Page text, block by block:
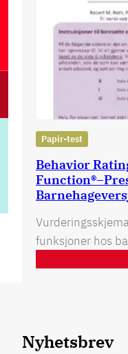
Papir-test
Behavior
funksjoner hos
Nyhetsbrev